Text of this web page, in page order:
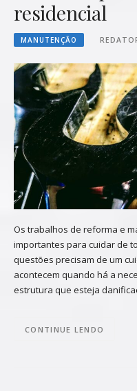
residencial
MANUTENÇÃO
Os trabalhos de reforma e
importantes para cuidar de
questões precisam de um
acontecem quando há a
estrutura que esteja
CONTINUE LENDO